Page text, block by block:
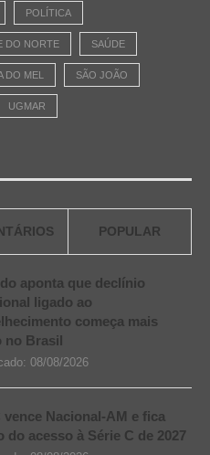
POLÍTICA
DO NORTE SAÚDE
DO MEL SÃO JOÃO
UGMAR
POPULAR
aponta que declínio
ligado ao
começa mais
no Brasil
08/08/2026
vence Nacional-AM e fica
do acesso à Série C de 2027